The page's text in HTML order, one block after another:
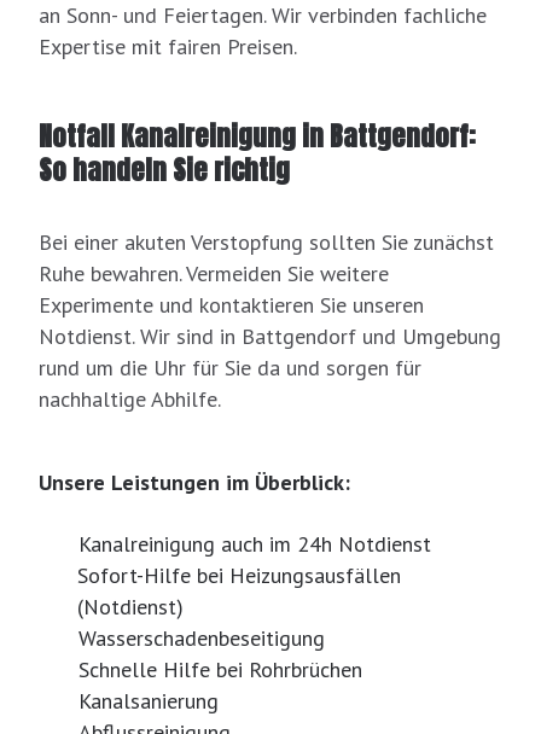
an Sonn- und Feiertagen. Wir verbinden fachliche
Expertise mit fairen Preisen.
Notfall Kanalreinigung in Battgendorf:
So handeln Sie richtig
Bei einer akuten Verstopfung sollten Sie zunächst
Ruhe bewahren. Vermeiden Sie weitere
Experimente und kontaktieren Sie unseren
Notdienst. Wir sind in Battgendorf und Umgebung
rund um die Uhr für Sie da und sorgen für
nachhaltige Abhilfe.
Unsere Leistungen im Überblick:
Kanalreinigung auch im 24h Notdienst
Sofort-Hilfe bei Heizungsausfällen
(Notdienst)
Wasserschadenbeseitigung
Schnelle Hilfe bei Rohrbrüchen
Kanalsanierung